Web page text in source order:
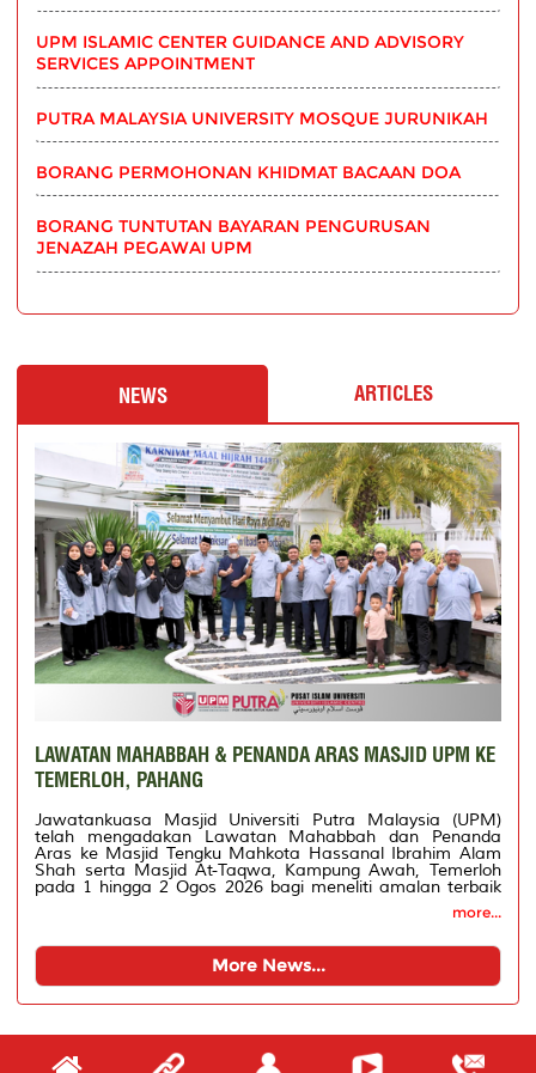
UPM ISLAMIC CENTER GUIDANCE AND ADVISORY
SERVICES APPOINTMENT
PUTRA MALAYSIA UNIVERSITY MOSQUE JURUNIKAH
BORANG PERMOHONAN KHIDMAT BACAAN DOA
BORANG TUNTUTAN BAYARAN PENGURUSAN
JENAZAH PEGAWAI UPM
NEWS ARTICLES
LAWATAN MAHABBAH & PENANDA ARAS MASJID UPM KE
TEMERLOH, PAHANG
Jawatankuasa Masjid Universiti Putra Malaysia (UPM)
telah mengadakan Lawatan Mahabbah dan Penanda
Aras ke Masjid Tengku Mahkota Hassanal Ibrahim Alam
Shah serta Masjid At-Taqwa, Kampung Awah, Temerloh
pada 1 hingga 2 Ogos 2026 bagi meneliti amalan terbaik
menarik kehadiran jemaah secara konsisten, khususnya
more...
More News...